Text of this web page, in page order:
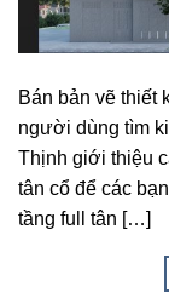
Bán bản vẽ thiết
người dùng tìm
Thịnh giới thiệu
tân cổ để các
tầng full tân […]